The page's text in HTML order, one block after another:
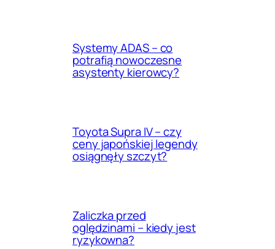
Systemy ADAS – co
potrafią nowoczesne
asystenty kierowcy?
Toyota Supra IV – czy
ceny japońskiej legendy
osiągnęły szczyt?
Zaliczka przed
oględzinami – kiedy jest
ryzykowna?